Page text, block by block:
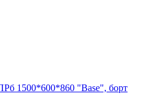
1500*600*860 "Base", борт